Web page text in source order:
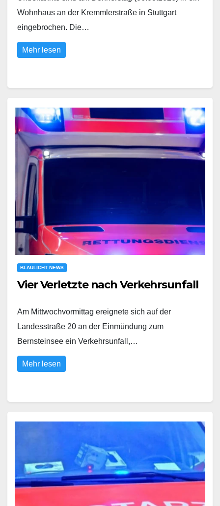
Wohnhaus an der Kremmlerstraße in Stuttgart
eingebrochen. Die…
Mehr lesen
BLAULICHT NEWS
Vier Verletzte nach Verkehrsunfall
Am Mittwochvormittag ereignete sich auf der
Landesstraße 20 an der Einmündung zum
Bernsteinsee ein Verkehrsunfall,…
Mehr lesen